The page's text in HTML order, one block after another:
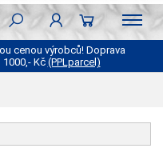
cenou výrobců! Doprava
Kč(PPLparcel)